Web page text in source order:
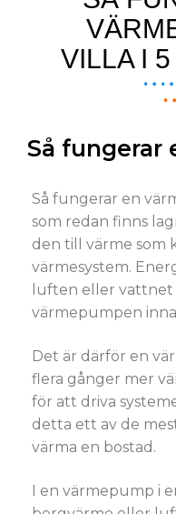
VILLA I
Så fungerar
Så fungerar en
som redan finns
den till värme som
värmesystem.
luften eller vattnet
värmepumpen
Det är därför en
flera gånger mer
för att driva
detta ett av de
värma en bostad.
I en värmepump i